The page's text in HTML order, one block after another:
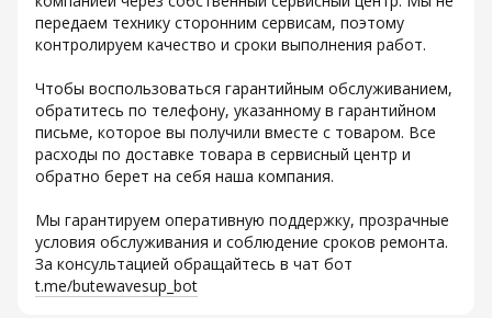
передаем технику сторонним сервисам, поэтому
контролируем качество и сроки выполнения работ.
Чтобы воспользоваться гарантийным обслуживанием,
обратитесь по телефону, указанному в гарантийном
письме, которое вы получили вместе с товаром. Все
расходы по доставке товара в сервисный центр и
обратно берет на себя наша компания.
Мы гарантируем оперативную поддержку, прозрачные
условия обслуживания и соблюдение сроков ремонта.
За консультацией обращайтесь в чат бот
t.me/butewavesup_bot